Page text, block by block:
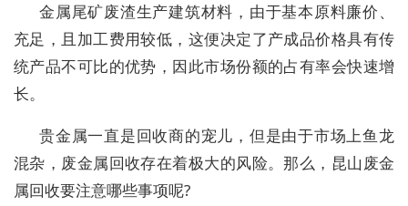
金属尾矿废渣生产建筑材料，由于基本原料廉价、
充足，且加工费用较低，这便决定了产成品价格具有传
统产品不可比的优势，因此市场份额的占有率会快速增
长。
贵金属一直是回收商的宠儿，但是由于市场上鱼龙
混杂，废金属回收存在着极大的风险。那么，昆山废金
属回收要注意哪些事项呢?